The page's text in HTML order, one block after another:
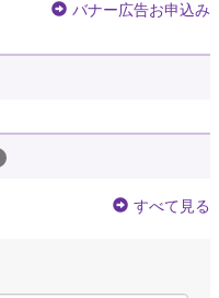
バナー広告お申込み
すべて見る